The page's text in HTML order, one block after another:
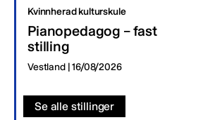
Kvinnherad kulturskule
Pianopedagog – fast
stilling
Vestland | 16/08/2026
Se alle stillinger